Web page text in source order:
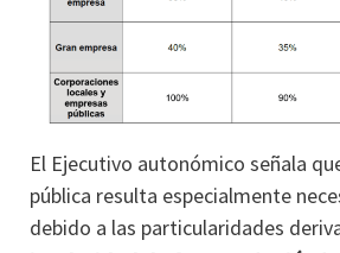
El Ejecutivo autonómico señala
pública resulta especialmente
debido a las particularidades